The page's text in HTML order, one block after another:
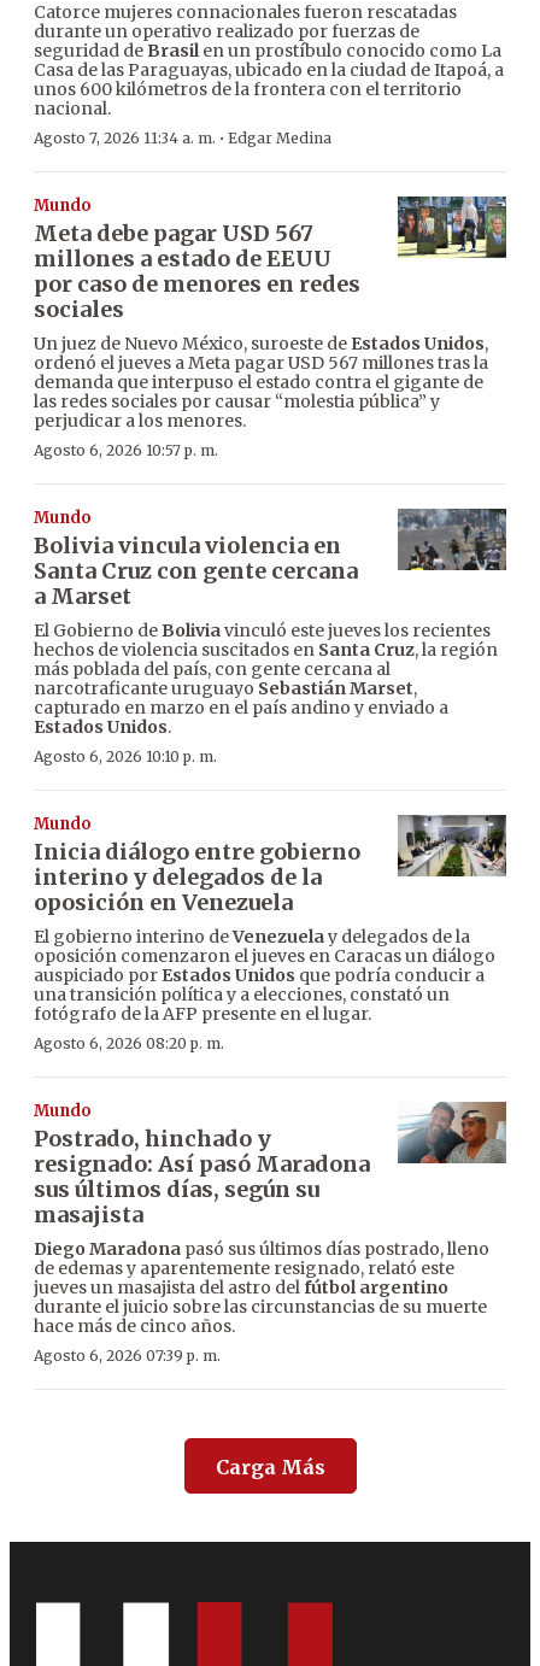
Catorce mujeres connacionales fueron rescatadas
durante un operativo realizado por fuerzas de
seguridad de Brasilen un prostíbulo conocido como La
Casa de las Paraguayas, ubicado en la ciudad de Itapoá, a
unos 600 kilómetros de la frontera con el territorio
nacional.
Agosto 7, 2026 11:34 a. m. · Edgar Medina
Mundo
Meta debe pagar USD 567
millones a estado de EEUU
por caso de menores en redes
sociales
Un juez de Nuevo México, suroeste de Estados Unidos,
ordenó el jueves a Meta pagar USD 567 millones tras la
demanda que interpuso el estado contra el gigante de
las redes sociales por causar “molestia pública” y
perjudicar a los menores.
Agosto 6, 2026 10:57 p. m.
Mundo
Bolivia vincula violencia en
Santa Cruz con gente cercana
a Marset
El Gobierno de Boliviavinculó este jueves los recientes
hechos de violencia suscitados en Santa Cruz, la región
más poblada del país, con gente cercana al
narcotraficante uruguayo Sebastián Marset,
capturado en marzo en el país andino y enviado a
Estados Unidos.
Agosto 6, 2026 10:10 p. m.
Mundo
Inicia diálogo entre gobierno
interino y delegados de la
oposición en Venezuela
El gobierno interino deVenezuelay delegados de la
oposición comenzaron el jueves en Caracas un diálogo
auspiciado por Estados Unidos que podría conducir a
una transición política y a elecciones, constató un
fotógrafo de la AFP presente en el lugar.
Agosto 6, 2026 08:20 p. m.
Mundo
Postrado, hinchado y
resignado: Así pasó Maradona
sus últimos días, según su
masajista
Diego Maradona pasó sus últimos días postrado, lleno
de edemas y aparentemente resignado, relató este
jueves un masajista del astro delfútbol argentino
durante el juicio sobre las circunstancias de su muerte
hace más de cinco años.
Agosto 6, 2026 07:39 p. m.
Carga Más